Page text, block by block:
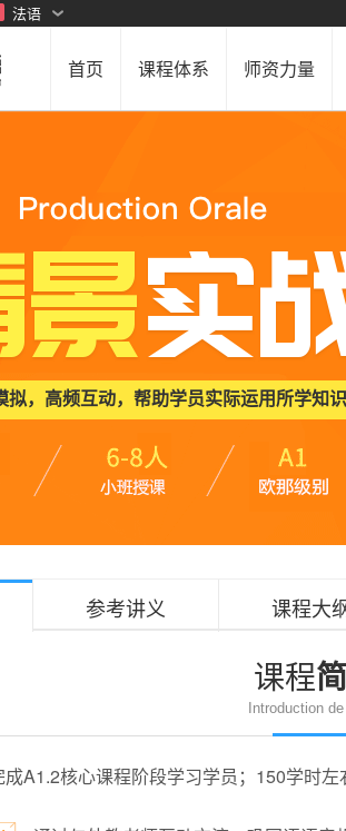
法语
首页 课程体系 师资力量
拟，高频互动，帮助学员实际运用所学知
参考讲义 课程大
课程
Introduction
成A1.2核心课程阶段学习学员；150学时